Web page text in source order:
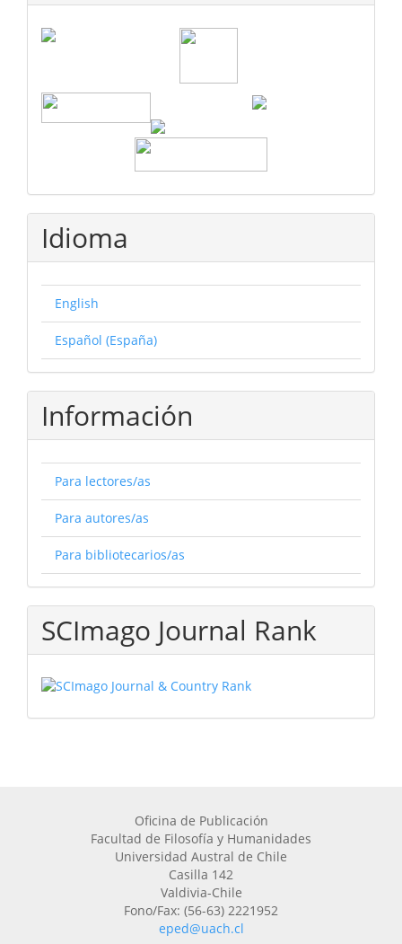
Idioma
English
Español (España)
Información
Para lectores/as
Para autores/as
Para bibliotecarios/as
SCImago Journal Rank
Oficina de Publicación
Facultad de Filosofía y Humanidades
Universidad Austral de Chile
Casilla 142
Valdivia-Chile
Fono/Fax: (56-63) 2221952
eped@uach.cl